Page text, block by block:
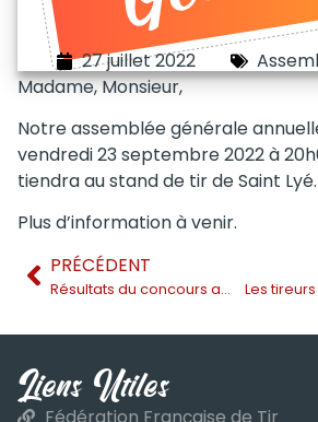
27 juillet 2022
Madame, Monsieur,
Notre assemblée générale
vendredi 23 septembre 2022 à
tiendra au stand de tir de Saint Lyé.
Plus d’information à venir.
PRÉCÉDENT
Résultats du concours amical de tir sur gongs
Liens Utiles
Fédération Française de Tir